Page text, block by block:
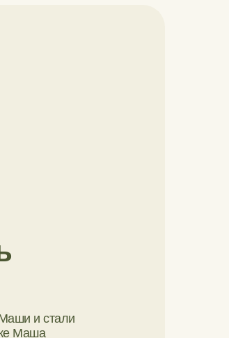
и стали
Маша